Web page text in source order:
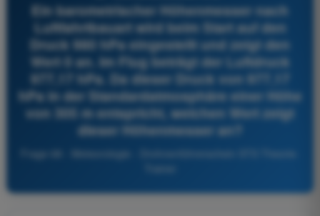
Ein barometrischer Höhenmesser nach
Luftfahrtbauart wird beim Start auf den
Druck 980 hPa eingestellt und zeigt den
Wert 0 an. Im Flug beträgt der Luftdruck
977,17 hPa. Da dieser Druck von 977,17
hPa in der Standardatmosphäre einer Höhe
von 305 m entspricht, welchen Wert zeigt
dieser Höhenmesser an?
Frage 68 - Meteorologie - Drohnenführerschein STS Theorie-